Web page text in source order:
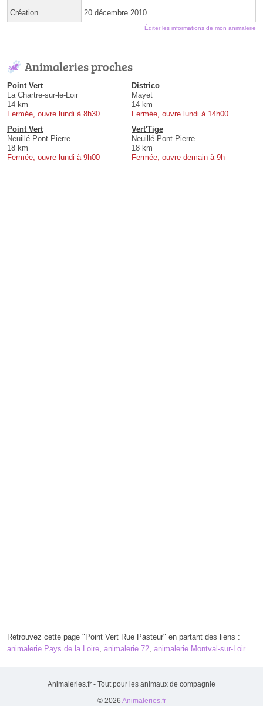
Création 20 décembre 2010
Éditer les informations de mon animalerie
Animaleries proches
Point Vert
La Chartre-sur-le-Loir
14 km
Fermée, ouvre lundi à 8h30
Districo
Mayet
14 km
Fermée, ouvre lundi à 14h00
Point Vert
Neuillé-Pont-Pierre
18 km
Fermée, ouvre lundi à 9h00
Vert'Tige
Neuillé-Pont-Pierre
18 km
Fermée, ouvre demain à 9h
Retrouvez cette page "Point Vert Rue Pasteur" en partant des liens :
animalerie Pays de la Loire animalerie 72 animalerie Montval-sur-Loir.
Animaleries.fr - Tout pour les animaux de compagnie
© 2026 Animaleries.fr